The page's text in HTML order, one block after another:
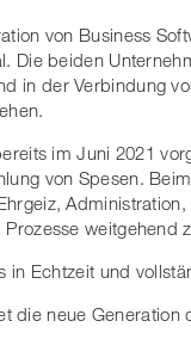
von Business
Die beiden
in der Verbindung
im Juni 2021
von Spesen.
weitgehend
Echtzeit und
die neue Generation